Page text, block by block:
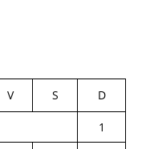
V S D
1